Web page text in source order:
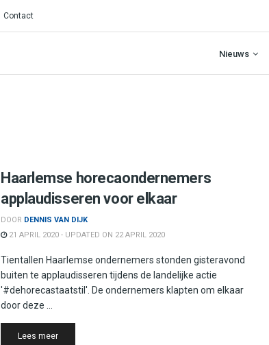
Contact
Nieuws
Haarlemse horecaondernemers
applaudisseren voor elkaar
DOOR DENNIS VAN DIJK
21 APRIL 2020 - UPDATED ON 22 APRIL 2020
Tientallen Haarlemse ondernemers stonden gisteravond
buiten te applaudisseren tijdens de landelijke actie
'#dehorecastaatstil'. De ondernemers klapten om elkaar
door deze ...
Lees meerDetails